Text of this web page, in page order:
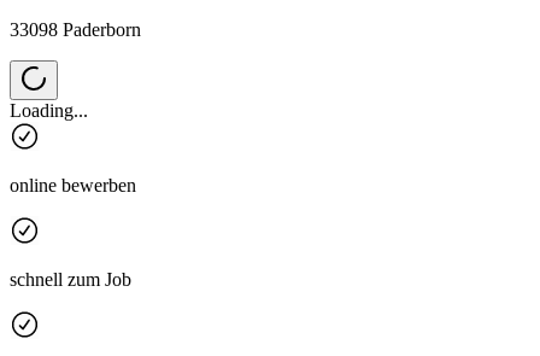
33098 Paderborn
Loading...
online bewerben
schnell zum Job